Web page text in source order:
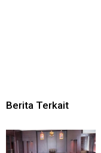
Berita Terkait